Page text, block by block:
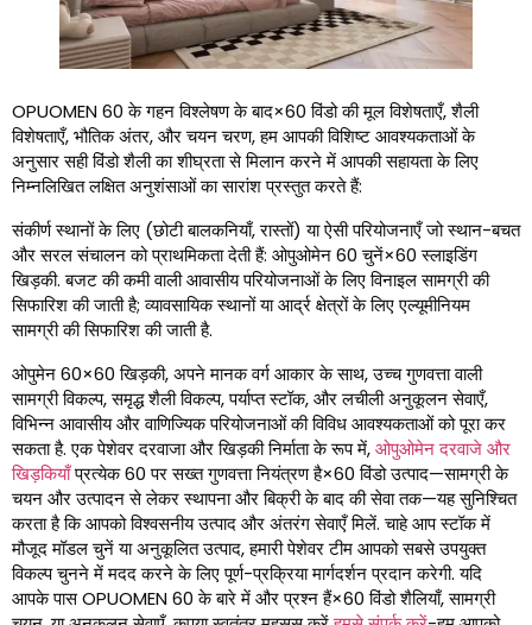
OPUOMEN 60 के गहन विश्लेषण के बाद×60 विंडो की मूल विशेषताएँ, शैली
विशेषताएँ, भौतिक अंतर, और चयन चरण, हम आपकी विशिष्ट आवश्यकताओं के
अनुसार सही विंडो शैली का शीघ्रता से मिलान करने में आपकी सहायता के लिए
निम्नलिखित लक्षित अनुशंसाओं का सारांश प्रस्तुत करते हैं:
संकीर्ण स्थानों के लिए (छोटी बालकनियाँ, रास्तों) या ऐसी परियोजनाएँ जो स्थान-बचत
और सरल संचालन को प्राथमिकता देती हैं: ओपुओमेन 60 चुनें×60 स्लाइडिंग
खिड़की. बजट की कमी वाली आवासीय परियोजनाओं के लिए विनाइल सामग्री की
सिफारिश की जाती है; व्यावसायिक स्थानों या आर्द्र क्षेत्रों के लिए एल्यूमीनियम
सामग्री की सिफारिश की जाती है.
ओपुमेन 60×60 खिड़की, अपने मानक वर्ग आकार के साथ, उच्च गुणवत्ता वाली
सामग्री विकल्प, समृद्ध शैली विकल्प, पर्याप्त स्टॉक, और लचीली अनुकूलन सेवाएँ,
विभिन्न आवासीय और वाणिज्यिक परियोजनाओं की विविध आवश्यकताओं को पूरा कर
सकता है. एक पेशेवर दरवाजा और खिड़की निर्माता के रूप में,ओपुओमेन दरवाजे और
खिड़कियाँप्रत्येक 60 पर सख्त गुणवत्ता नियंत्रण है×60 विंडो उत्पाद—सामग्री के
चयन और उत्पादन से लेकर स्थापना और बिक्री के बाद की सेवा तक—यह सुनिश्चित
करता है कि आपको विश्वसनीय उत्पाद और अंतरंग सेवाएँ मिलें. चाहे आप स्टॉक में
मौजूद मॉडल चुनें या अनुकूलित उत्पाद, हमारी पेशेवर टीम आपको सबसे उपयुक्त
विकल्प चुनने में मदद करने के लिए पूर्ण-प्रक्रिया मार्गदर्शन प्रदान करेगी. यदि
आपके पास OPUOMEN 60 के बारे में और प्रश्न हैं×60 विंडो शैलियाँ, सामग्री